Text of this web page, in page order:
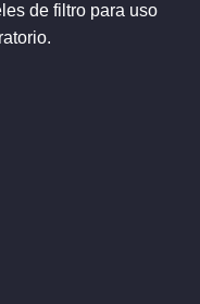
de filtro para uso